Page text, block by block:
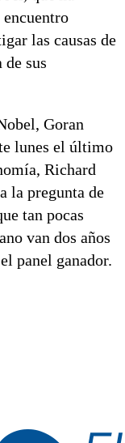
las causas de
sus
Goran
lunes el último
Richard
la pregunta de
tan pocas
van dos años
panel ganador.